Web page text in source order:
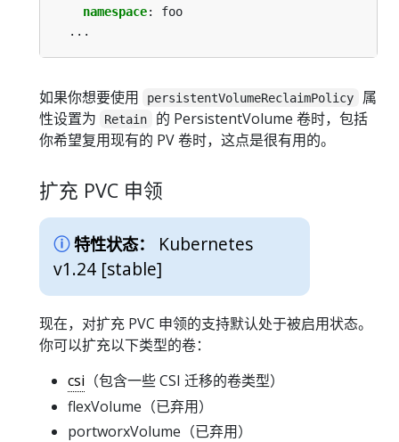
namespace:
foo
...
如果你想要使用 persistentVolumeReclaimPolicy
属
性设置为
Retain
的 PersistentVolume 卷时，包括
你希望复用现有的 PV 卷时，这点是很有用的。
扩充 PVC 申领
特性状态：
Kubernetes
v1.24 [stable]
现在，对扩充 PVC 申领的支持默认处于被启用状态。
你可以扩充以下类型的卷：
csi （包含一些 CSI 迁移的卷类型）
flexVolume（已弃用）
portworxVolume（已弃用）